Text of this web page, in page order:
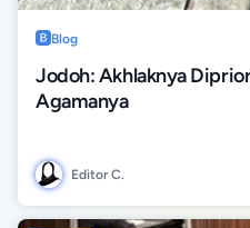
Blog
Jodoh: Akhlaknya
Agamanya
Editor C.